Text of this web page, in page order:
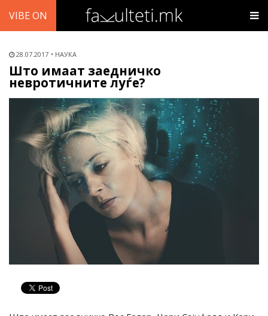
VIBE ON
28.07.2017 НАУКА
Што имаат заедничко
невротичните луѓе?